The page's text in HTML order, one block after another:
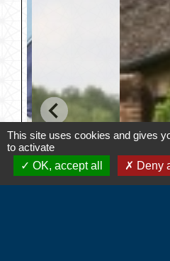
This site uses cookies and gives
to activate
OK, accept all
Deny